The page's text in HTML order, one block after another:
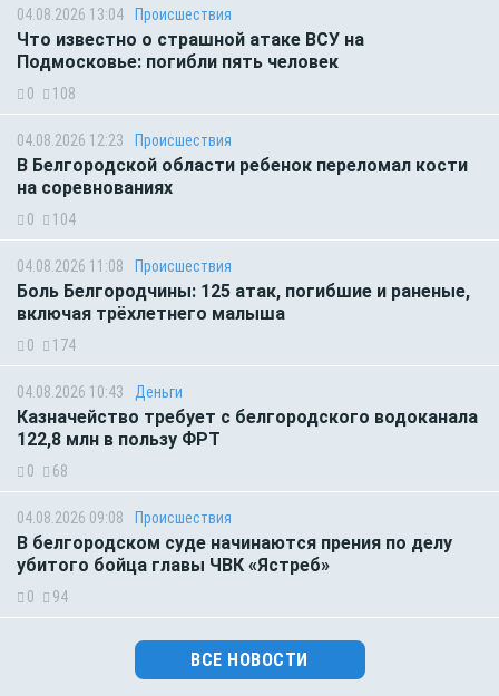
04.08.2026 13:04 Происшествия
Что известно о страшной атаке ВСУ на
Подмосковье: погибли пять человек
0 108
04.08.2026 12:23 Происшествия
В Белгородской области ребенок переломал кости
на соревнованиях
0 104
04.08.2026 11:08 Происшествия
Боль Белгородчины: 125 атак, погибшие и раненые,
включая трёхлетнего малыша
0 174
04.08.2026 10:43 Деньги
Казначейство требует с белгородского водоканала
122,8 млн в пользу ФРТ
0 68
04.08.2026 09:08 Происшествия
В белгородском суде начинаются прения по делу
убитого бойца главы ЧВК «Ястреб»
0 94
ВСЕ НОВОСТИ